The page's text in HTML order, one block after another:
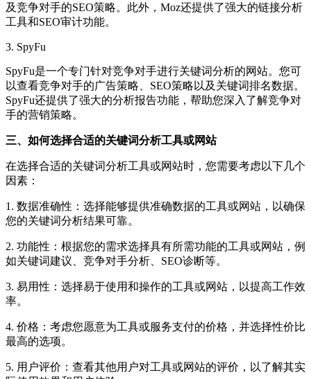
及竞争对手的SEO策略。此外，Moz还提供了强大的链接分析
工具和SEO审计功能。
3. SpyFu
SpyFu是一个专门针对竞争对手进行关键词分析的网站。您可
以查看竞争对手的广告策略、SEO策略以及关键词排名数据。
SpyFu还提供了强大的分析报告功能，帮助您深入了解竞争对
手的营销策略。
三、如何选择合适的关键词分析工具或网站
在选择合适的关键词分析工具或网站时，您需要考虑以下几个
因素：
1. 数据准确性：选择能够提供准确数据的工具或网站，以确保
您的关键词分析结果可靠。
2. 功能性：根据您的需求选择具有所需功能的工具或网站，例
如关键词建议、竞争对手分析、SEO诊断等。
3. 易用性：选择易于使用和操作的工具或网站，以提高工作效
率。
4. 价格：考虑您愿意为工具或服务支付的价格，并选择性价比
最高的选项。
5. 用户评价：查看其他用户对工具或网站的评价，以了解其实